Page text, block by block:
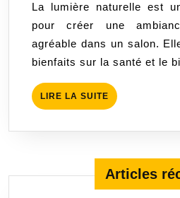
la
lumiere
naturelle
dans
votre
salon
La lumière naturelle est un élément essentiel
pour créer une
agréable dans un salon.
bienfaits sur la santé et le
LIRE LA SUITE LIRE
LA
Articles